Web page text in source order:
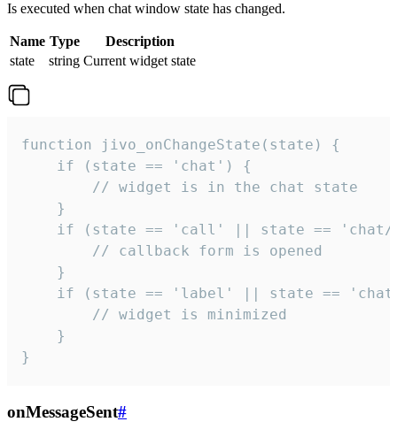
Is executed when chat window state has changed.
Name Type
Description
state
string Current widget state
function jivo_onChangeState(state) {
    if (state == 'chat') {
        // widget is in the chat state
    }
if (state == 'call' || state ==
        // callback form is opened
    }
if (state == 'label' || state ==
        // widget is minimized
    }
}
onMessageSent#